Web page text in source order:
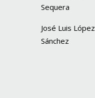
Sequera
José Luis López
Sánchez